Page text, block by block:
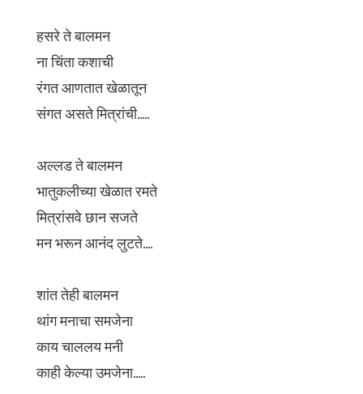
हसरे ते बालमन
ना चिंता कशाची
रंगत आणतात खेळातून
संगत असते मित्रांची.....
अल्लड ते बालमन
भातुकलीच्या खेळात रमते
मित्रांसवे छान सजते
मन भरून आनंद लुटते....
शांत तेही बालमन
थांग मनाचा समजेना
काय चाललय मनी
काही केल्या उमजेना.....